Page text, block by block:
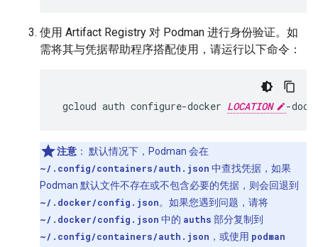
使用 Artifact Registry 对 Podman 进行身份验证。如
需将其与凭据帮助程序搭配使用，请运行以下命令：
gcloud auth configure-docker LOCATION
注意 ： 默认情况下，Podman 会在
~/.config/containers/auth.json 中查找凭据，如果
Podman 默认文件不存在或不包含必要的凭据，则会回退到
~/.docker/config.json。如果您遇到问题，请将
~/.docker/config.json 中的 auths 部分复制到
~/.config/containers/auth.json ，或使用 podman